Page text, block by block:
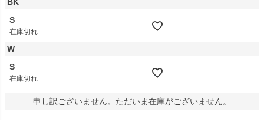
S
在庫切れ
—
W
S
在庫切れ
—
申し訳ございません。ただいま在庫がございません。